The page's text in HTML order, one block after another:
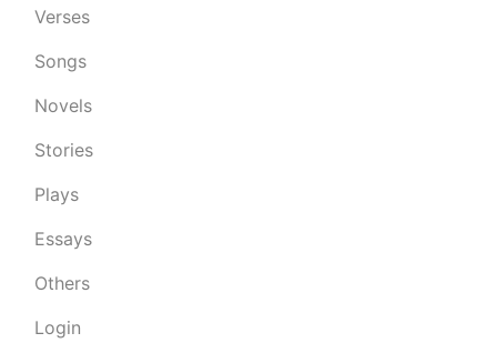
Verses
Songs
Novels
Stories
Plays
Essays
Others
Login